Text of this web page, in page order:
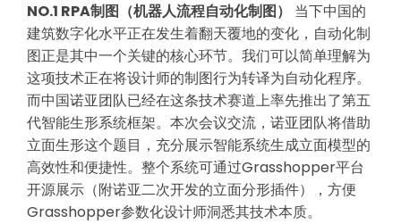
NO.1 RPA制图（机器人流程自动化制图）
当下中国的
建筑数字化水平正在发生着翻天覆地的变化，自动化制
图正是其中一个关键的核心环节。我们可以简单理解为
这项技术正在将设计师的制图行为转译为自动化程序。
而中国诺亚团队已经在这条技术赛道上率先推出了第五
代智能生形系统框架。本次会议交流，诺亚团队将借助
立面生形这个题目，充分展示智能系统生成立面模型的
高效性和便捷性。整个系统可通过Grasshopper平台
开源展示（附诺亚二次开发的立面分形插件），方便
Grasshopper参数化设计师洞悉其技术本质。